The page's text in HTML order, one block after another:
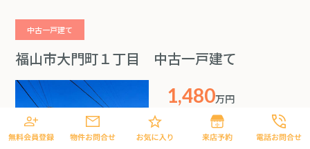
中古一戸建て
福山市大門町１丁目 中古一戸建て
1,480万円
99.36
209.88